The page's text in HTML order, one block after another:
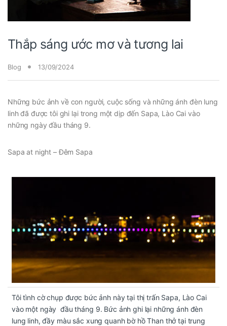
Thắp sáng ước mơ và tương lai
Blog 13/09/2024
Những bức ảnh về con người, cuộc sống và những ánh đèn lung
linh đã được tôi ghi lại trong một dịp đến Sapa, Lào Cai vào
những ngày đầu tháng 9.
Sapa at night – Đêm Sapa
Tôi tình cờ chụp được bức ảnh này tại thị trấn Sapa, Lào Cai
vào một ngày đầu tháng 9. Bức ảnh ghi lại những ánh đèn
lung linh, đầy màu sắc xung quanh bờ hồ Than thở tại trung